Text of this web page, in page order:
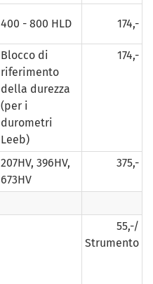
400 - 800 HLD 174,-
Blocco di
riferimento
della durezza
(per i
durometri
Leeb)
174,-
207HV, 396HV,
673HV
375,-
55,-/
Strumento